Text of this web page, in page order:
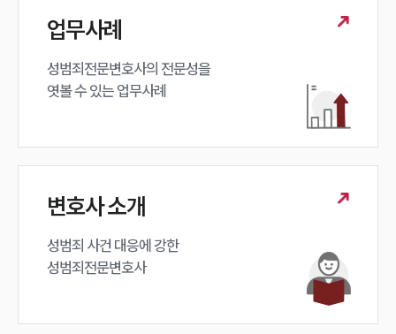
업무사례
성범죄전문변호사의 전문성을
엿볼 수 있는 업무사례
변호사 소개
성범죄 사건 대응에 강한
성범죄전문변호사